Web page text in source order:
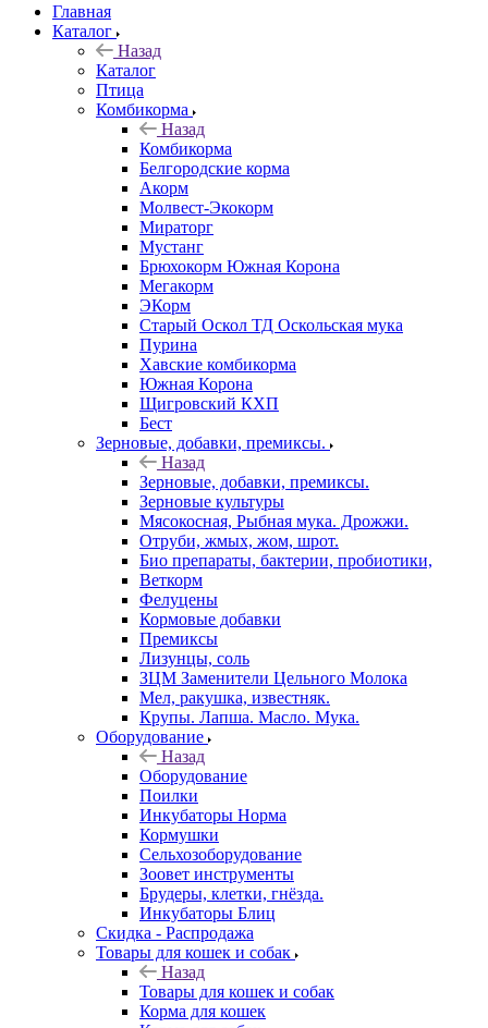
Главная
Каталог
Назад
Каталог
Птица
Комбикорма
Назад
Комбикорма
Белгородские корма
Акорм
Молвест-Экокорм
Мираторг
Мустанг
Брюхокорм Южная Корона
Мегакорм
ЭКорм
Старый Оскол ТД Оскольская мука
Пурина
Хавские комбикорма
Южная Корона
Щигровский КХП
Бест
Зерновые, добавки, премиксы.
Назад
Зерновые, добавки, премиксы.
Зерновые культуры
Мясокосная, Рыбная мука. Дрожжи.
Отруби, жмых, жом, шрот.
Био препараты, бактерии, пробиотики,
Веткорм
Фелуцены
Кормовые добавки
Премиксы
Лизунцы, соль
ЗЦМ Заменители Цельного Молока
Мел, ракушка, известняк.
Крупы. Лапша. Масло. Мука.
Оборудование
Назад
Оборудование
Поилки
Инкубаторы Норма
Кормушки
Сельхозоборудование
Зоовет инструменты
Брудеры, клетки, гнёзда.
Инкубаторы Блиц
Скидка - Распродажа
Товары для кошек и собак
Назад
Товары для кошек и собак
Корма для кошек